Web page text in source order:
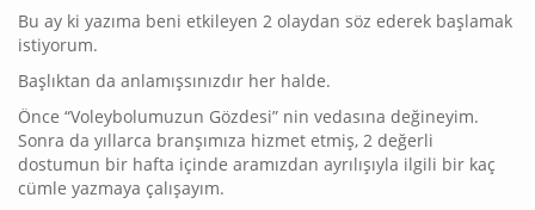
Bu ay ki yazıma beni etkileyen 2 olaydan söz ederek başlamak
istiyorum.
Başlıktan da anlamışsınızdır her halde.
Önce “Voleybolumuzun Gözdesi” nin vedasına değineyim.
Sonra da yıllarca branşımıza hizmet etmiş, 2 değerli
dostumun bir hafta içinde aramızdan ayrılışıyla ilgili bir kaç
cümle yazmaya çalışayım.